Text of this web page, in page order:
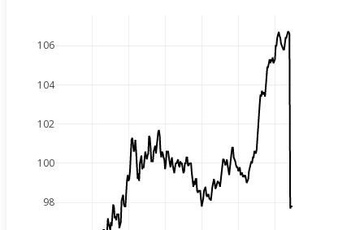
98
100
102
104
106